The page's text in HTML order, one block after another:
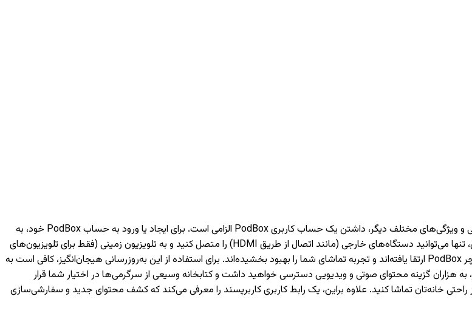
برای دسترسی به خدمات هوشمند مبتنی بر شبکه مانند فیلم‌ها، موسیقی و ویژگی‌های مختلف دیگر، داشتن یک حساب کاربری PodBox الزامی است. برای ایجاد یا ورود به حساب PodBox خود، به
یک تلفن همراه نیاز خواهید داشت. لطفاً توجه داشته باشید که بدون ورود به حساب کاربری، تنها می‌توانید دستگاه‌های خارجی (مانند اتصال از طریق HDMI) را متصل کنید و به تلویزیون‌ زمینی (فقط برای تلویزیون‌های
دارای تیونر) دسترسی داشته باشید. تمام تلویزیون‌های PARS سری 620 و 520 اکنون به لانچر PodBox ارتقا یافته‌اند و تجربه تماشای شما را بهبود بخشیده‌اند. برای استفاده از این به‌روزرسانی هیجان‌انگیز، کافی است به
هزاران گزینه محتوای صوتی و ویدیویی دسترسی خواهید داشت و کتابخانه وسیعی از سرگرمی‌ها در اختیار شما قرار
خانه‌تان تماشا کنید. علاوه براین، یک رابط کاربری کاربرپسند را معرفی می‌کند که کشف محتوای جدید و سفارشی‌سازی